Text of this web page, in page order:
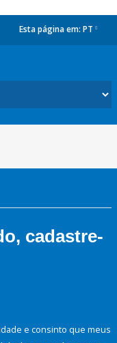
Esta página em: PT
cadastre-
e consinto que meus